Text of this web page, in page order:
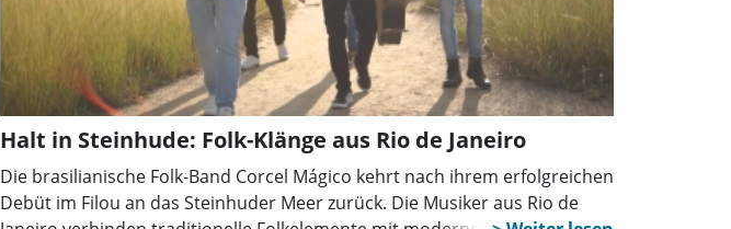
Halt in Steinhude: Folk-Klänge aus Rio de Janeiro
Die brasilianische Folk-Band Corcel Mágico kehrt nach ihrem erfolgreichen
Debüt im Filou an das Steinhuder Meer zurück. Die Musiker aus Rio de